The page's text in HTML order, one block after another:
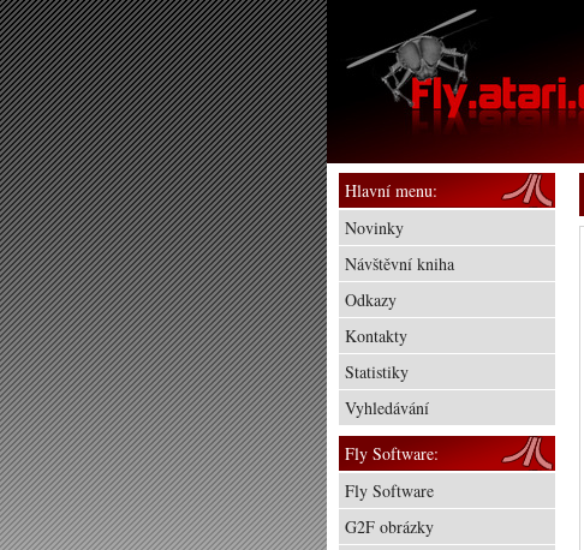
Hlavní menu:
Novinky
Návštěvní kniha
Odkazy
Kontakty
Statistiky
Vyhledávání
Fly Software:
Fly Software
G2F obrázky